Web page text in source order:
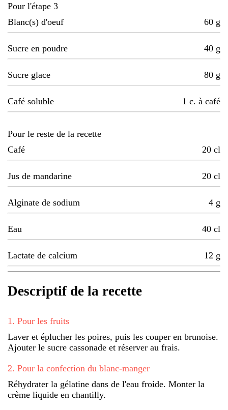
Pour l'étape 3
Blanc(s) d'oeuf
60 g
Sucre en poudre 40 g
Sucre glace 80 g
Café soluble 1 c. à café
Pour le reste de la recette
Café
20 cl
Jus de mandarine 20 cl
Alginate de sodium 4 g
Eau 40 cl
Lactate de calcium 12 g
Descriptif de la recette
1 . Pour les fruits
Laver et éplucher les poires, puis les couper en brunoise.
Ajouter le sucre cassonade et réserver au frais.
2. Pour la confection du blanc-manger
Réhydrater la gélatine dans de l'eau froide. Monter la
crème liquide en chantilly.